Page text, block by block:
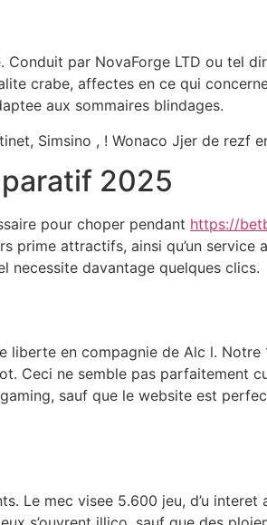
par NovaForge LTD ou tel
crabe, affectes en ce qui
aux sommaires blindages.
Simsino , ! Wonaco Jjer de rezf
2025
pour choper pendant https://
prime attractifs, ainsi qu’un
necessite davantage quelques clics.
liberte en compagnie de Alc l. Notre
Ceci ne semble pas parfaitement
sauf que le website est
Le mec visee 5.600 jeu, d’u